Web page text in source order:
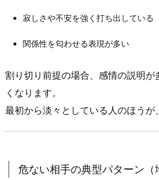
1.
プ
ー
ル
で
け
寂しさや不安を強く打ち出している
関係性を匂わせる表現が多い
割り切り前提の場合、感情の説明が
くなります。
最初から淡々としている人のほうが
危ない相手の典型パターン（